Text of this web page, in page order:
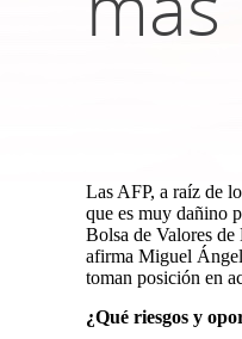
Las AFP, a raíz de
que es muy dañino
Bolsa de Valores
afirma Miguel Ángel
toman posición en
¿Qué riesgos y